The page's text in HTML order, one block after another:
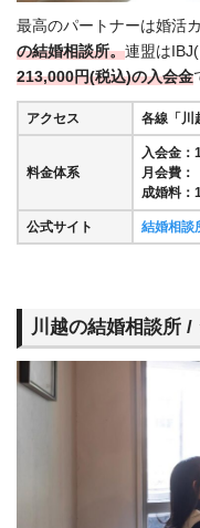
最高のパートナーは婚活
の結婚相談所。連盟は
213,000円(税込)の入会金
アクセス 各線「川
料金体系
入会金：
月会費
成婚料：
公式サイト 結婚相談
川越の結婚相談所